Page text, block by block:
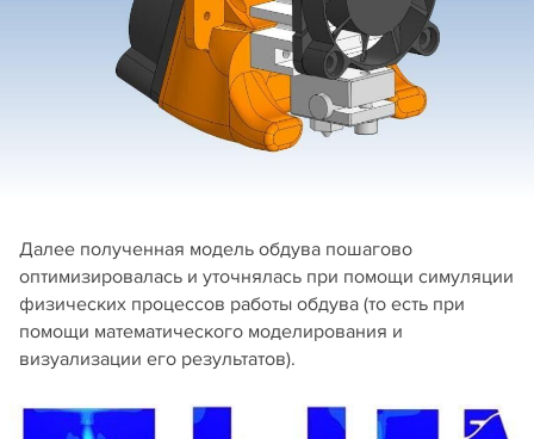
Далее полученная модель обдува пошагово
оптимизировалась и уточнялась при помощи симуляции
физических процессов работы обдува (то есть при
помощи математического моделирования и
визуализации его результатов).